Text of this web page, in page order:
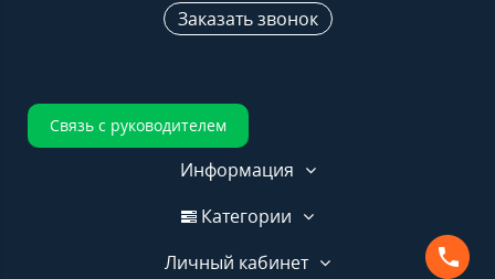
Заказать звонок
Связь с руководителем
Информация
Категории
Личный кабинет